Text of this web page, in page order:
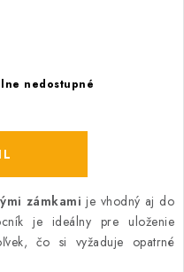
nedostupné
zámkamije vhodný aj do
je ideálny pre uloženie
čo si vyžaduje opatrné